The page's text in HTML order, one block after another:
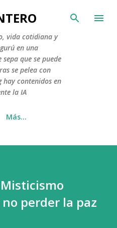
principal
vida cotidiana y
en una
que se puede
se pelea con
hay contenidos en
la IA
Más…
perder la paz